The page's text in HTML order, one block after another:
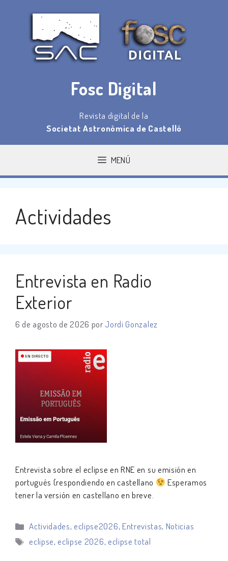
Fosc Digital
Revista digital de la
Societat Astronòmica de Castelló
MENÚ
Actividades
Entrevista en Radio
Exterior
6 de agosto de 2026 por Jordi Gonzalez
Entrevista sobre el eclipse en RNE en su emisión en
portugués (respondiendo en castellano
Esperamos
tener la versión en castellano en breve.
Categorías
Actividades, eclipse2026, Entrevistas, Noticias
Etiquetas
eclipse, eclipse 2026, eclipse total